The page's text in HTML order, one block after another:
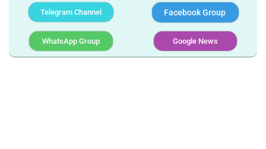
Telegram Channel Facebook Group
WhatsApp Group Google News